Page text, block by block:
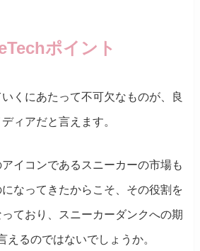
ポイント
くにあたって不可欠なものが、良
ィアだと言えます。
イコンであるスニーカーの市場も
なってきたからこそ、その役割を
ており、スニーカーダンクへの期
えるのではないでしょうか。